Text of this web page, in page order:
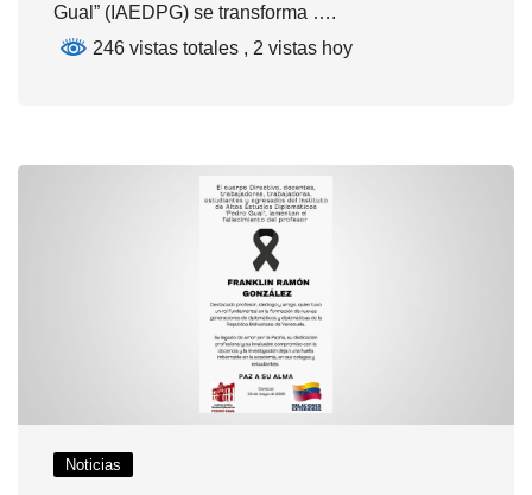
Gual” (IAEDPG) se transforma ….
246 vistas totales , 2 vistas hoy
Noticias